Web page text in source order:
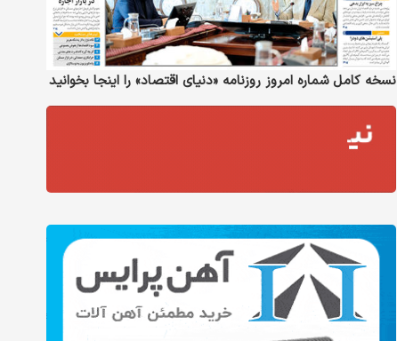
نسخه کامل شماره امروز روزنامه «دنیای‌ اقتصاد» را اینجا بخوانید